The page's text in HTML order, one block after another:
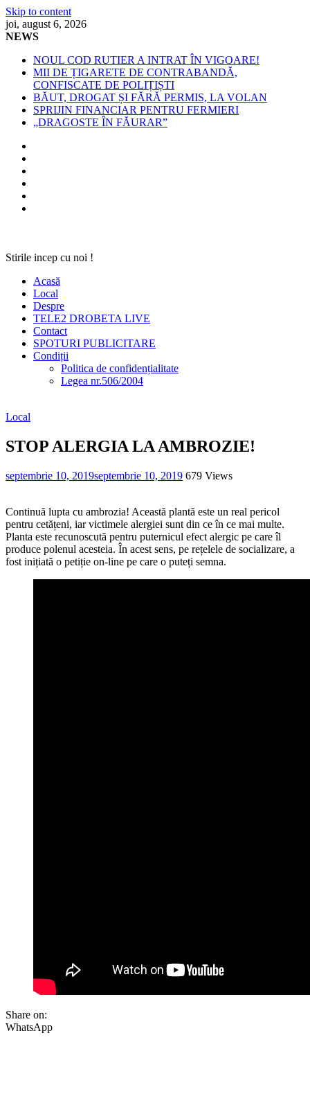
Skip to content
joi, august 6, 2026
NEWS
NOUL COD RUTIER A INTRAT ÎN VIGOARE!
MII DE ȚIGARETE DE CONTRABANDĂ,
CONFISCATE DE POLIȚIȘTI
BĂUT, DROGAT ȘI FĂRĂ PERMIS, LA VOLAN
SPRIJIN FINANCIAR PENTRU FERMIERI
„DRAGOSTE ÎN FĂURAR”
Stirile incep cu noi !
Acasă
Local
Despre
TELE2 DROBETA LIVE
Contact
SPOTURI PUBLICITARE
Condiții
Politica de confidențialitate
Legea nr.506/2004
Local
STOP ALERGIA LA AMBROZIE!
septembrie 10, 2019septembrie 10, 2019 679 Views
Continuă lupta cu ambrozia! Această plantă este un real pericol
pentru cetățeni, iar victimele alergiei sunt din ce în ce mai multe.
Planta este recunoscută pentru puternicul efect alergic pe care îl
produce polenul acesteia. În acest sens, pe rețelele de socializare, a
fost inițiată o petiție on-line pe care o puteți semna.
Share on:
WhatsApp